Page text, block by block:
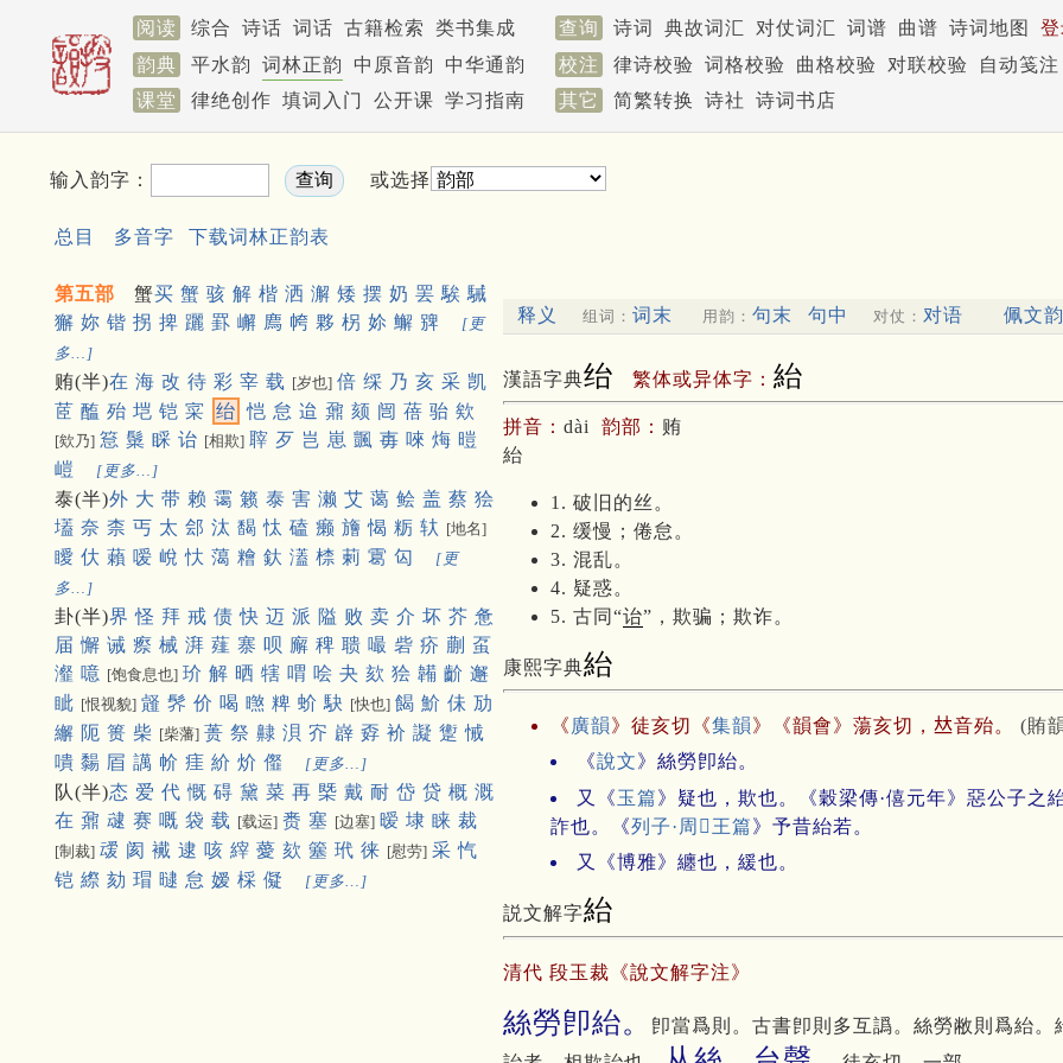
阅读 综合 诗话 词话 古籍检索 类书集成 查询 诗词 典故词汇 对仗词汇 词谱 曲谱 诗词地图
韵典
平水韵 词林正韵 中原音韵 中华通韵 校注 律诗校验 词格校验 曲格校验 对联校验
自动笺注
课堂
律绝创作 填词入门 公开课 学习指南 其它 简繁转换 诗社 诗词书店
输入韵字： 或选择
总目 多音字 下载词林正韵表
第五部 蟹买 蟹 骇 解 楷 洒 澥 矮 摆 奶 罢 騃 駴
獬 妳 锴 拐 捭 躧 罫 嶰 廌 㡁 夥 柺 㚷 䲒 㗗
[更
多…]
贿(半)在 海 改 待 彩 宰 载 [岁也] 倍 䌽 乃 亥 采 凯
茝 醢 殆 垲 铠 寀 绐 恺 怠 迨 鼐 颏 闿 蓓 骀 欸
[欸乃] 䈚 䰂 睬 诒 [相欺] 䏁 歹 岂 崽 颽 毐 唻 烸 暟
嵦
[更多…]
泰(半)外 大 带 赖 霭 籁 泰 害 濑 艾 蔼 鲙 盖 蔡 狯
壒 奈 柰 丐 太 郐 汰 馤 忲 磕 癞 旝 愒 粝 轪 [地名]
瞹 㐲 藾 嗳 㟋 忕 䔽 糩 釱 濭 㮏 䓶 䨠 匃
[更
多…]
卦(半)界 怪 拜 戒 债 快 迈 派 隘 败 卖 介 坏 芥 惫
届 懈 诫 瘵 械 湃 薤 寨 呗 廨 稗 聩 嘬 砦 疥 蒯 虿
瀣 噫 [饱食息也] 玠 解 晒 犗 喟 哙 夬 欬 狯 韛 齘 邂
眦 [恨视貌] 䪥 䯰 价 喝 㬠 粺 蚧 駃 [快也] 餲 魪 佅 劢
繲 阨 篑 柴 [柴藩] 蒉 祭 齂 浿 㝏 㠔 孬 衸 譺 躗 悈
嘳 䵘 㞒 䜕 㠹 㾏 紒 炌 㒠 [更多…]
队(半)态 爱 代 慨 碍 黛 菜 再 槩 戴 耐 岱 贷 概 溉
在 鼐 叇 赛 嘅 袋 载 [载运] 赉 塞 [边塞] 暧 埭 睐 裁
[制裁] 叆 阂 襶 逮 咳 縡 薆 欬 簺 玳 徕 [慰劳] 采 忾
铠 縩 劾 瑁 曃 怠 嫒 棌 儗 [更多…]
释义 组词： 词末 用韵： 句末 句中 对仗： 对语 佩文
漢語字典绐 繁体或异体字： 紿
拼音： dài 韵部： 贿
紿
1. 破旧的丝。
2. 缓慢；倦怠。
3. 混乱。
4. 疑惑。
5. 古同“诒”，欺骗；欺诈。
康熙字典紿
《 廣韻》徒亥切《集韻》《韻會》蕩亥切，𠀤音殆。 (賄
《說文》絲勞卽紿。
又《玉篇》疑也，欺也。《穀梁傳·僖元年》惡公子之
詐也。《列子·周𥡆王篇》予昔紿若。
又《博雅》纏也，緩也。
説文解字紿
清代 段玉裁《說文解字注》
絲勞卽紿。
卽當爲則。古書卽則多互譌。絲勞敝則爲紿